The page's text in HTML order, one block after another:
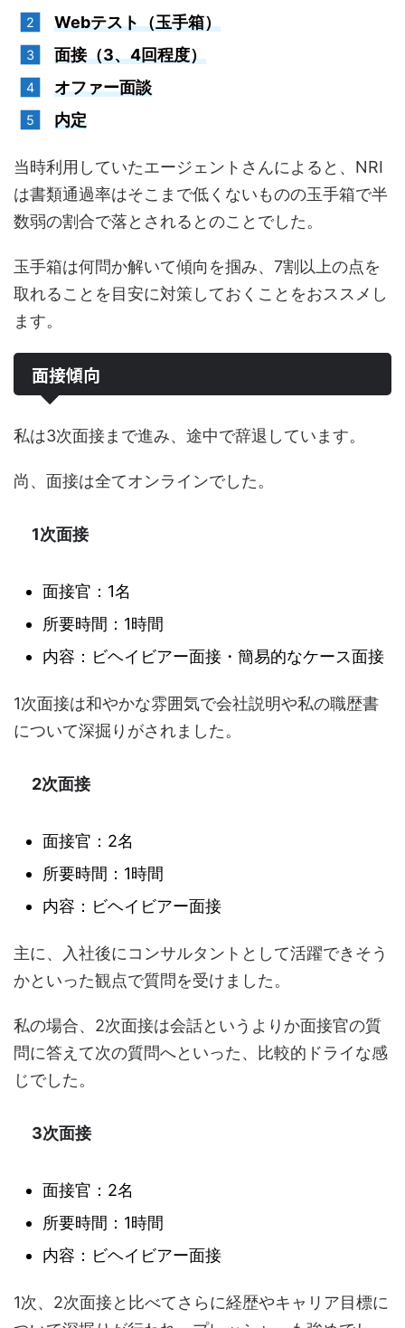
Webテスト（玉手箱）
面接（3、4回程度）
オファー面談
内定
当時利用していたエージェントさんによると、NRI
は書類通過率はそこまで低くないものの玉手箱で半
数弱の割合で落とされるとのことでした。
玉手箱は何問か解いて傾向を掴み、7割以上の点を
取れることを目安に対策しておくことをおススメし
ます。
面接傾向
私は3次面接まで進み、途中で辞退しています。
尚、面接は全てオンラインでした。
1次面接
面接官：1名
所要時間：1時間
内容：ビヘイビアー面接・簡易的なケース面接
1次面接は和やかな雰囲気で会社説明や私の職歴書
について深掘りがされました。
2次面接
面接官：2名
所要時間：1時間
内容：ビヘイビアー面接
主に、入社後にコンサルタントとして活躍できそう
かといった観点で質問を受けました。
私の場合、2次面接は会話というよりか面接官の質
問に答えて次の質問へといった、比較的ドライな感
じでした。
3次面接
面接官：2名
所要時間：1時間
内容：ビヘイビアー面接
1次、2次面接と比べてさらに経歴やキャリア目標に